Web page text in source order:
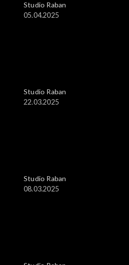
Studio Raban
05.04.2025
Studio Raban
22.03.2025
Studio Raban
08.03.2025